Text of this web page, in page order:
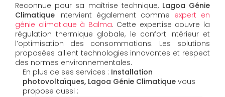
Reconnue pour sa maîtrise technique, Lagoa Génie
Climatique intervient également comme expert en
génie climatique à Balma. Cette expertise couvre la
régulation thermique globale, le confort intérieur et
l’optimisation des consommations. Les solutions
proposées allient technologies innovantes et respect
des normes environnementales.
En plus de ses services : Installation
photovoltaïques, Lagoa Génie Climatique vous
propose aussi :